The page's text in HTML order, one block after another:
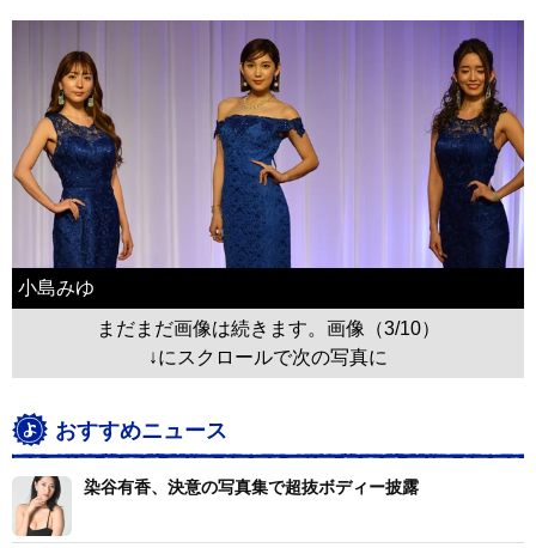
小島みゆ
まだまだ画像は続きます。画像（3/10）
↓にスクロールで次の写真に
おすすめニュース
染谷有香、決意の写真集で超抜ボディー披露